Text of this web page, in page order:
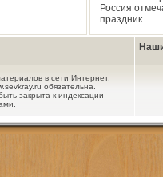
Россия
праздник
в сети Интернет,
обязательна.
закрыта к индексации